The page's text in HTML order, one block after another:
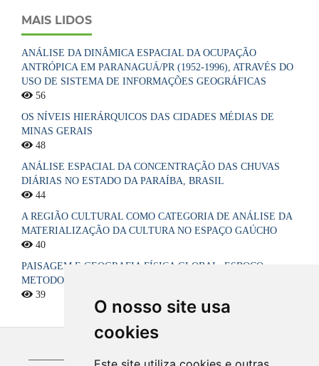
O nosso site usa
cookies
MAIS LIDOS
ANÁLISE DA DINÂMICA ESPACIAL DA OCUPAÇÃO
ANTRÓPICA EM PARANAGUÁ/PR (1952-1996), ATRAVÉS DO
USO DE SISTEMA DE INFORMAÇÕES GEOGRÁFICAS
56
OS NÍVEIS HIERÁRQUICOS DAS CIDADES MÉDIAS DE
MINAS GERAIS
48
ANÁLISE ESPACIAL DA CONCENTRAÇÃO DAS CHUVAS
DIÁRIAS NO ESTADO DA PARAÍBA, BRASIL
44
A REGIÃO CULTURAL COMO CATEGORIA DE ANÁLISE DA
MATERIALIZAÇÃO DA CULTURA NO ESPAÇO GAÚCHO
40
PAISAGEM E GEOGRAFIA FÍSICA GLOBAL. ESBOÇO
METODOLÓGICO
39